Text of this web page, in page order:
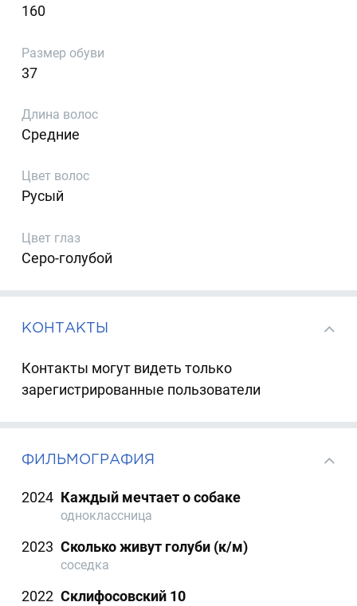
160
Размер обуви
37
Длина волос
Средние
Цвет волос
Русый
Цвет глаз
Серо-голубой
КОНТАКТЫ
Контакты могут видеть только
зарегистрированные пользователи
ФИЛЬМОГРАФИЯ
2024 Каждый мечтает о собаке
одноклассница
2023 Сколько живут голуби (к/м)
соседка
2022 Склифосовский 10